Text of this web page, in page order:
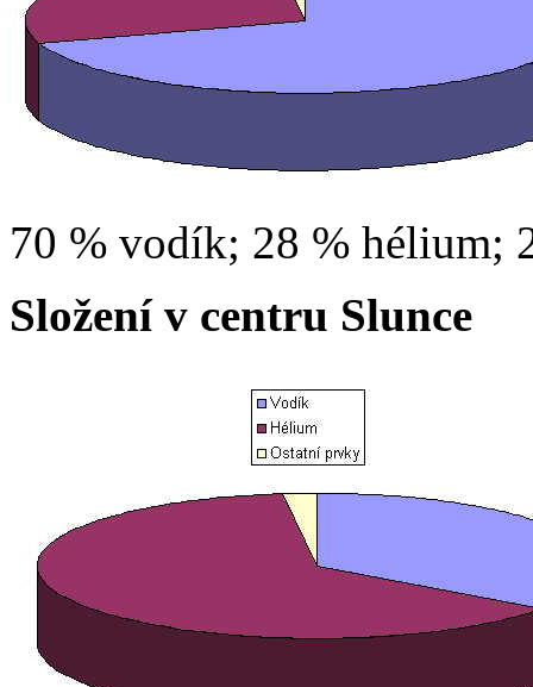
70 % vodík; 28 % hélium;
Složení v centru Slunce